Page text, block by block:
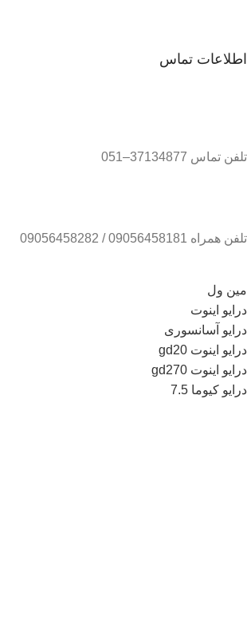
اطلاعات تماس
تلفن تماس 37134877–051
تلفن همراه 09056458181 / 09056458282
مین ول
درایو اینوت
درایو آسانسوری
درایو اینوت gd20
درایو اینوت gd270
درایو کیوما 7.5